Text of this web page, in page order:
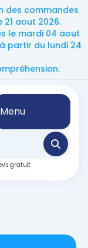
des commandes
aout 2026.
le mardi 04 aout
partir du lundi 24
Menu
gratuit